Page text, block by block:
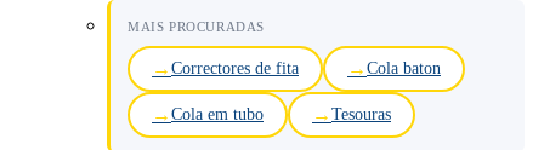
MAIS PROCURADAS
Correctores de fita Cola baton
Cola em tubo Tesouras